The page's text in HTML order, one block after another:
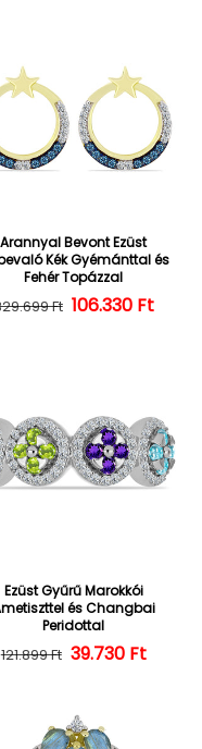
Arannyal Bevont Ezüst
Kék Gyémánttal és
Fehér Topázzal
Normál ár
Ft 106.330 Ft
Ezüst Gyűrű Marokkói
és Changbai
Peridottal
Normál ár
121.899 Ft 39.730 Ft